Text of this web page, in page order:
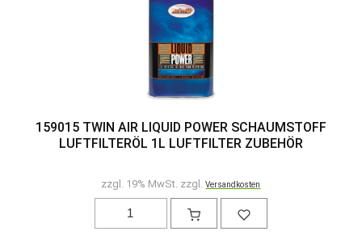
159015 TWIN AIR LIQUID POWER SCHAUMSTOFF
LUFTFILTERÖL 1L LUFTFILTER ZUBEHÖR
zzgl. 19% MwSt. zzgl.Versandkosten